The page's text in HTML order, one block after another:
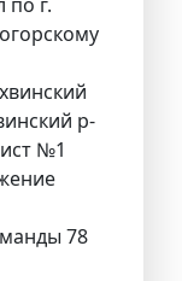
р-
№1
78